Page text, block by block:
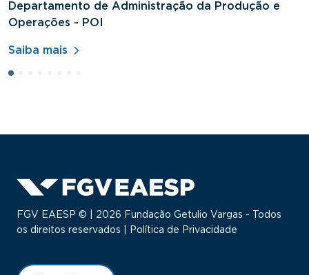
Departamento de Administração da Produção e
Operações - POI
Saiba mais
FGV EAESP © | 2026 Fundação Getulio Vargas - Todos
os direitos reservados |
Política de Privacidade